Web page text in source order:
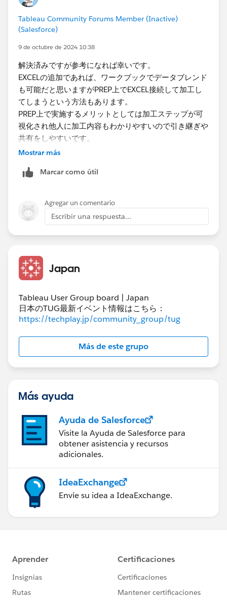
Tableau Community Forums Member (Inactive)
(Salesforce)
9 de octubre de 2024 10:38
解決済みですが参考になれば幸いです。
EXCELの追加であれば、ワークブックでデータブレンド
も可能だと思いますがPREP上でEXCEL接続して加工し
てしまうという方法もあります。
PREP上で実施するメリットとしては加工ステップが可
視化され他人に加工内容もわかりやすいので引き継ぎや
共有をしやすいです。
Mostrar más
Marcar como útil
Agregar un comentario
Escribir una respuesta...
Japan
Tableau User Group board | Japan
日本のTUG最新イベント情報はこちら：
https://techplay.jp/community_group/tug
Más de este grupo
Más ayuda
Ayuda de Salesforce
Visite la Ayuda de Salesforce para
obtener asistencia y recursos
adicionales.
IdeaExchange
Envíe su idea a IdeaExchange.